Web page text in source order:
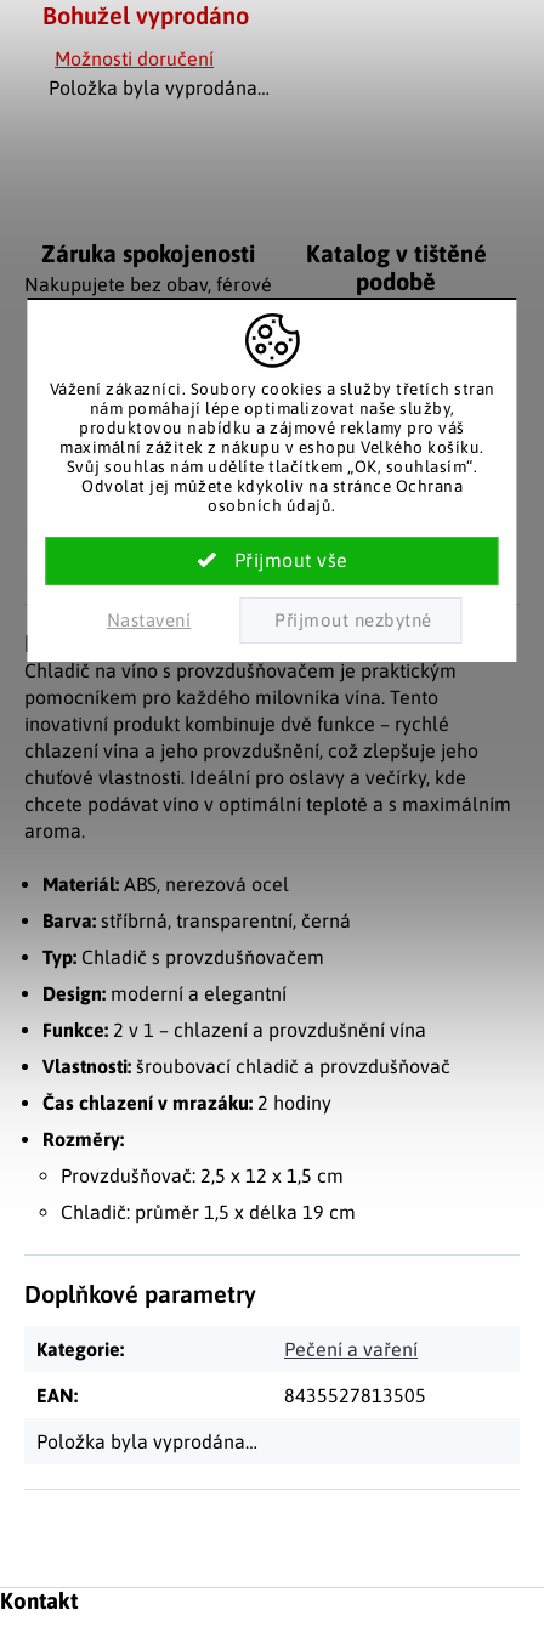
Vážení zákazníci. Soubory cookies a služby třetích stran
nám pomáhají lépe optimalizovat naše služby,
produktovou nabídku a zájmové reklamy pro váš
maximální zážitek z nákupu v eshopu Velkého košíku.
Svůj souhlas nám udělíte tlačítkem „OK, souhlasím“.
Odvolat jej můžete kdykoliv na stránce Ochrana
osobních údajů.
Nastavení
Bohužel vyprodáno
Možnosti doručení
Položka byla vyprodána…
Záruka spokojenosti
Nakupujete bez obav, férové
jednání v každé situaci.
Katalog v tištěné
podobě
posíláme papírový katalog
Pozitivní ohlasy
zákazníků
spokojených zákazníků.
EU distribuce
Z českých skladů pro české
zákazníky. Značkové zboží
se zárukou původu.
Detailní popis produktu
Chladič na víno s provzdušňovačem je praktickým
pomocníkem pro každého milovníka vína. Tento
inovativní produkt kombinuje dvě funkce – rychlé
chlazení vína a jeho provzdušnění, což zlepšuje jeho
chuťové vlastnosti. Ideální pro oslavy a večírky, kde
chcete podávat víno v optimální teplotě a s maximálním
aroma.
Materiál: ABS, nerezová ocel
Barva: stříbrná, transparentní, černá
Typ: Chladič s provzdušňovačem
Design: moderní a elegantní
Funkce: 2 v 1 – chlazení a provzdušnění vína
Vlastnosti: šroubovací chladič a provzdušňovač
Čas chlazení v mrazáku: 2 hodiny
Rozměry:
Provzdušňovač: 2,5 x 12 x 1,5 cm
Chladič: průměr 1,5 x délka 19 cm
Doplňkové parametry
Kategorie: Pečení a vaření
EAN: 8435527813505
Položka byla vyprodána…
Zápatí
Kontakt